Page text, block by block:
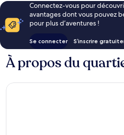
Connectez-vous pour
avantages dont vous pouvez
pour plus d’aventures !
Se connecter S’inscrire
À propos du